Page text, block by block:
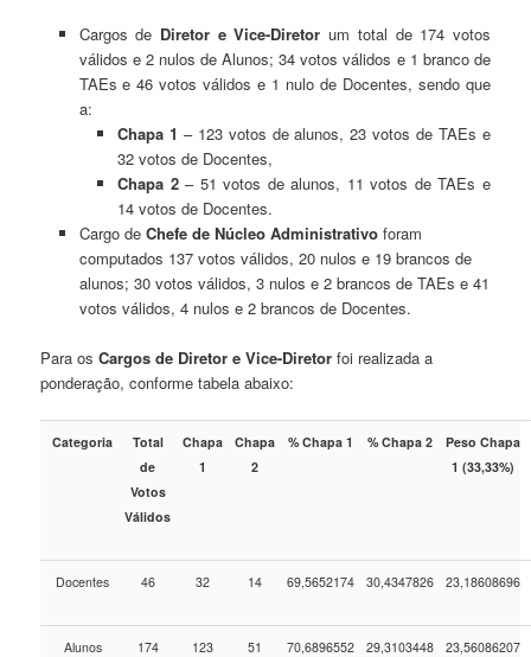
Cargos de Diretor e Vice-Diretor um total de 174 votos
válidos e 2 nulos de Alunos; 34 votos válidos e 1 branco de
TAEs e 46 votos válidos e 1 nulo de Docentes, sendo que
a:
Chapa 1 – 123 votos de alunos, 23 votos de TAEs e
32 votos de Docentes,
Chapa 2– 51 votos de alunos, 11 votos de TAEs e
14 votos de Docentes.
Cargo de Chefe de Núcleo Administrativoforam
computados 137 votos válidos, 20 nulos e 19 brancos de
alunos; 30 votos válidos, 3 nulos e 2 brancos de TAEs e 41
votos válidos, 4 nulos e 2 brancos de Docentes.
Para osCargos de Diretor e Vice-Diretor foi realizada a
ponderação, conforme tabela abaixo:
Categoria
Total
de
Votos
Válidos
Chapa
1
Chapa
2
% Chapa 1 % Chapa 2
Peso Chapa
1 (33,33%)
Docentes 46 32 14 69,5652174 30,4347826 23,18608696
Alunos 174 123 51 70,6896552 29,3103448 23,56086207